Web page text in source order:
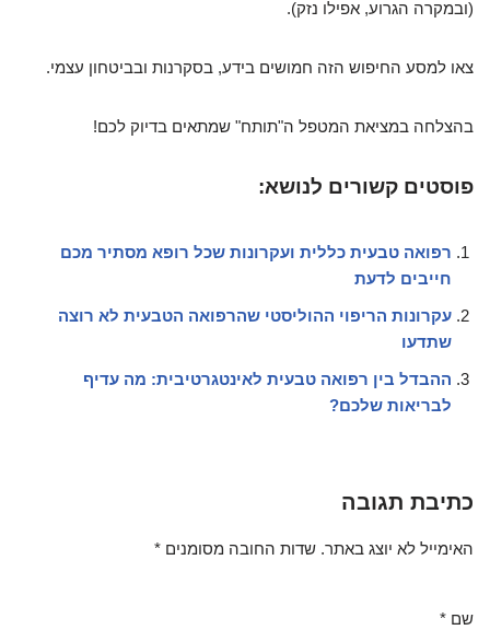
(ובמקרה הגרוע, אפילו נזק).
צאו למסע החיפוש הזה חמושים בידע, בסקרנות ובביטחון עצמי.
בהצלחה במציאת המטפל ה"תותח" שמתאים בדיוק לכם!
פוסטים קשורים לנושא:
רפואה טבעית כללית ועקרונות שכל רופא מסתיר מכם
חייבים לדעת
עקרונות הריפוי ההוליסטי שהרפואה הטבעית לא רוצה
שתדעו
ההבדל בין רפואה טבעית לאינטגרטיבית: מה עדיף
לבריאות שלכם?
כתיבת תגובה
האימייל לא יוצג באתר. שדות החובה מסומנים *
שם *